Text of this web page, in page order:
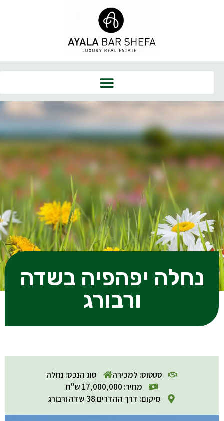
נחלה יפהפיה בשדה
ורבורג
סטטוס: למכירה
סוג הנכס: נחלה
מחיר: 17,000,000 ש"ח
מיקום: דרך ההדרים 38 שדה ורבורג